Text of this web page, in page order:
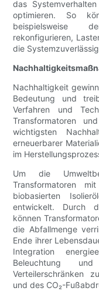
das
optimieren. So
beispielsweise
rekonfigurieren,
die
Nachhaltigkeit
Bedeutung und
Verfahren und
Transformatoren
wichtigsten
erneuerbarer
im
Um die
Transformatoren
biobasierten
entwickelt. Durch
können
die Abfallmenge
Ende ihrer
Integration
Beleuchtung
Verteilerschränken
und des CO₂-